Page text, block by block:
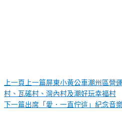
上一頁 上一篇屏東小黃公車潮州區營
村、瓦磘村、灣內村及潮好玩幸福村
下一篇出席「愛．一直佇這」紀念音